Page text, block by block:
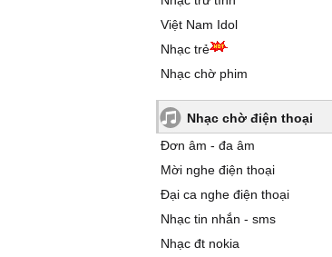
Việt Nam Idol
Nhạc trẻ
Nhạc chờ phim
Nhạc chờ điện thoại
Đơn âm - đa âm
Mời nghe điện thoại
Đại ca nghe điện thoại
Nhạc tin nhắn - sms
Nhạc đt nokia